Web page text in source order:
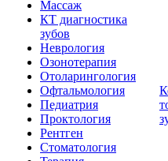
Массаж
КТ диагностика
зубов
Неврология
Озонотерапия
Отоларингология
Офтальмология
Педиатрия
Проктология
Рентген
Стоматология